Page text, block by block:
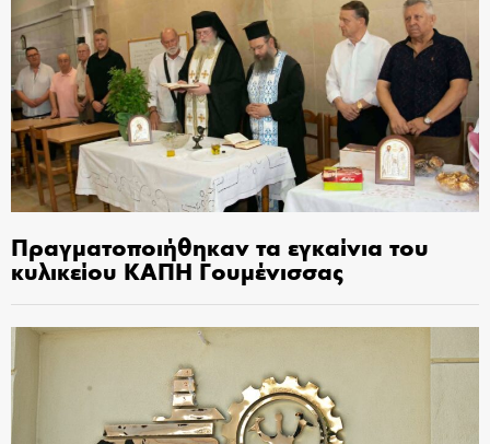
Πραγματοποιήθηκαν τα εγκαίνια του
κυλικείου ΚΑΠΗ Γουμένισσας